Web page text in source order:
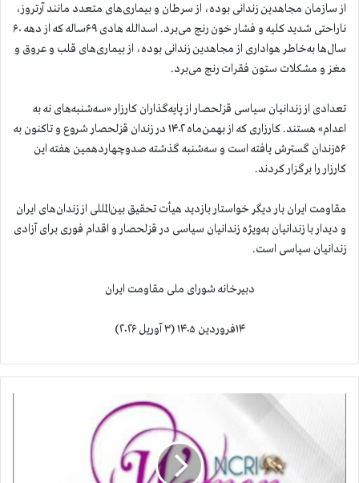
از سازمان مجاهدین زندانی بوده، از سرطان و بیماری‌های متعدد مانند آرتروز،
ناراحتی شدید کلیه و فشار خون رنج می‌برد. اسدالله هادی ۶۹ساله که از دهه ۶۰
سال‌ها به‌خاطر هواداری از مجاهدین زندانی بوده، از بیماری‌های قلب و عروق و
مغز و مشکلات ستون فقرات رنج می‌برد.
تعدادی از زندانیان سیاسی قزلحصار از پایه‌گذاران کارزار «سه‌شنبه‌های نه به
اعدام» هستند. کارزاری که از بهمن‌ماه ۱۴۰۲ در زندان قزلحصار شروع و تاکنون به
۵۶زندان گسترش یافته است و سه‌شنبه گذشته صدوچهاردهمین هفته این
کارزار را برگزار کردند.
مقاومت ایران بار دیگر خواستار بازدید هیأت تحقیق بین‌المللی از زندان‌های ایران
و دیدار با زندانیان به‌ویژه زندانیان سیاسی در قزلحصار و اقدام فوری برای آزادی
زندانیان سیاسی است.
دبیرخانه شورای ملی مقاومت ایران
۱۴فروردین ۱۴۰۵ (۳ آوریل ۲۰۲۶)